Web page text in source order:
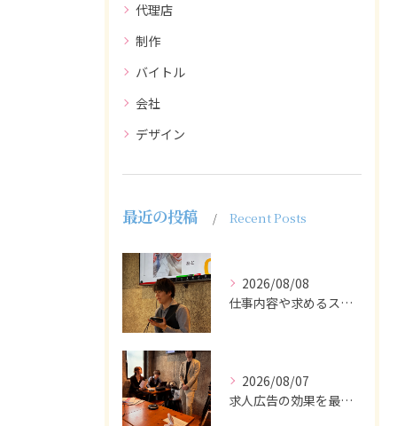
代理店
制作
バイトル
会社
デザイン
最近の投稿 Recent Posts
2026/08/08
仕事内容や求めるスキルを明確にし、ターゲット層に響くメッセー...
2026/08/07
求人広告の効果を最大化するために最も重要なのは、掲載タイミン...